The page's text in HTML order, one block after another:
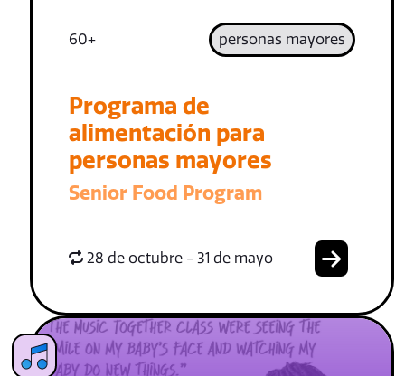
60+ personas mayores
Programa de
alimentación para
personas mayores
Senior Food Program
28 de octubre - 31 de mayo